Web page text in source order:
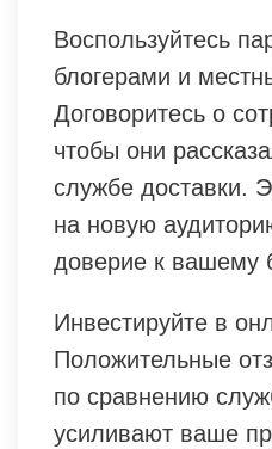
Воспользуйтесь
блогерами и
Договоритесь о
чтобы они
службе доставки.
на новую
доверие к вашему
Инвестируйте в
Положительные
по сравнению
усиливают ваше